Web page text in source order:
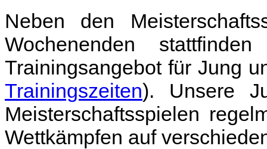
Neben den
Wochenenden
Trainingsangebot für Jung
Trainingszeiten). Unsere
Meisterschaftsspielen
Wettkämpfen auf